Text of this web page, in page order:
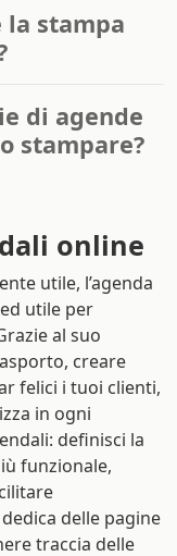
la stampa
di agende
stampare?
online
utile, l’agenda
utile per
al suo
creare
felici i tuoi clienti,
in ogni
definisci la
funzionale,
delle pagine
traccia delle